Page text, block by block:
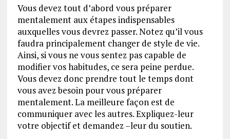
Vous devez tout d’abord vous préparer
mentalement aux étapes indispensables
auxquelles vous devrez passer. Notez qu’il vous
faudra principalement changer de style de vie.
Ainsi, si vous ne vous sentez pas capable de
modifier vos habitudes, ce sera peine perdue.
Vous devez donc prendre tout le temps dont
vous avez besoin pour vous préparer
mentalement. La meilleure façon est de
communiquer avec les autres. Expliquez-leur
votre objectif et demandez –leur du soutien.